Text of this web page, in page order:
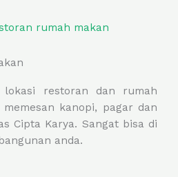
lokasi restoran dan rumah
kanopi, pagar dan
Cipta Karya. Sangat bisa di
anda.